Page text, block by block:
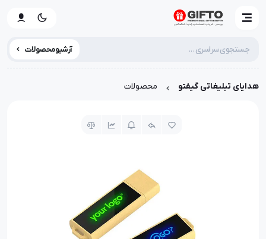
آرشیو محصولات
هدایای تبلیغاتی گیفتو محصولات